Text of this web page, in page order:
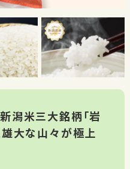
潟米三大銘柄「岩
雄大な山々が極上